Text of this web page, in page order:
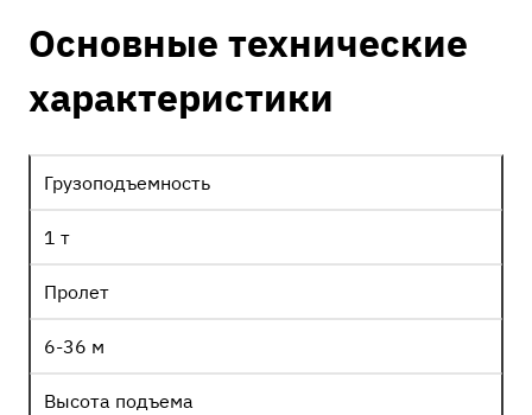
Основные технические
характеристики
Грузоподъемность
1 т
Пролет
6-36 м
Высота подъема